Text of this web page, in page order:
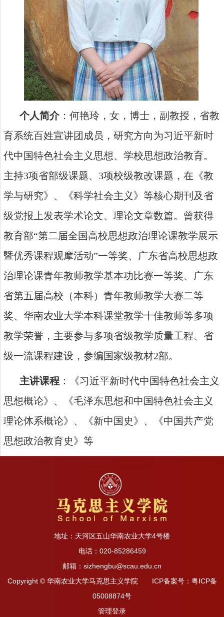
个人简介：何艳玲，女，博士，副教授，省教
育系统百姓宣讲团成员，研究方向为习近平新时
代中国特色社会主义思想、学校思想政治教育。
主持3项省部级课题、 3项校级教改课题，在《教
学与研究》、《科学社会主义》等核心期刊及省
级党报上发表学术论文、理论文章数篇。曾获得
教育部“第二届全国高校思想政治理论课教学展示
暨优秀课程观摩活动”一等奖、广东省高校思想政
治理论课青年教师教学基本功比赛一等奖、广东
省第五届高校（本科）青年教师教学大赛二等
奖、华南农业大学本科课堂教学十佳教师等多项
教学荣誉，主要参与多项省级教学质量工程、省
级一流课程建设，参编国家级教材2部。
主讲课程 ：《习近平新时代中国特色社会主义
思想概论》、《毛泽东思想和中国特色社会主义
理论体系概论》、《新中国史》、《中国共产党
思想政治教育史》等
地址：天河区五山华南农业大学4号楼
电话：020-85286459
邮箱：sizhengbu@scau.edu.cn
Copyright © 华南农业大学马克思主义学院 ICP备案号：粤ICP备
05008874号
管理登录